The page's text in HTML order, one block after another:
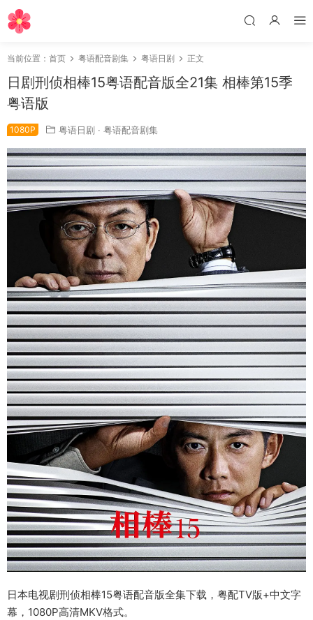
当前位置： 首页 粤语配音剧集 粤语日剧 正文
日剧刑侦相棒15粤语配音版全21集 相棒第15季
粤语版
1080P 粤语日剧 · 粤语配音剧集
日本电视剧刑侦相棒15粤语配音版全集下载，粤配TV版+中文字
幕，1080P高清MKV格式。